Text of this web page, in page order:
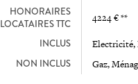
HONORAIRES
LOCATAIRES TTC
4224 € **
INCLUS
NON INCLUS Gaz,